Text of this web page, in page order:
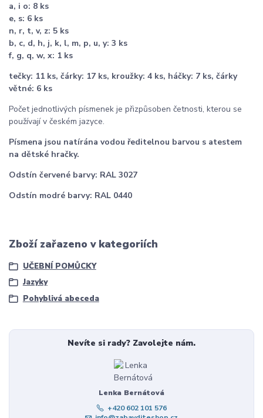
a, i o: 8 ks
e, s: 6 ks
n, r, t, v, z: 5 ks
b, c, d, h, j, k, l, m, p, u, y: 3 ks
f, g, q, w, x: 1 ks
tečky: 11 ks, čárky: 17 ks, kroužky: 4 ks, háčky: 7 ks, čárky
větné: 6 ks
Počet jednotlivých písmenek je přizpůsoben četnosti, kterou se
používají v českém jazyce.
Písmena jsou natírána vodou ředitelnou barvou s atestem
na dětské hračky.
Odstín červené barvy: RAL 3027
Odstín modré barvy: RAL 0440
Zboží zařazeno v kategoriích
UČEBNÍ POMŮCKY
Jazyky
Pohyblivá abeceda
Nevíte si rady? Zavolejte nám.
Lenka Bernátová
+420 602 101 576